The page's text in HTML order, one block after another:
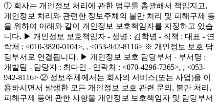
① 회사는 개인정보 처리에 관한 업무를 총괄해서 책임지고,
개인정보 처리와 관련한 정보주체의 불만 처리 및 피해구제 등
을 위하여 아래와 같이 개인정보 보호책임자를 지정하고 있습
니다. ▶ 개인정보 보호책임자 - 성명 : 김학병 - 직책 : 대표 - 연
락처 : <010-3820-0104>, , <053-942-8116> ※ 개인정보 보호 담
당부서로 연결됩니다. ▶ 개인정보 보호 담당부서 - 부서명 :
개발팀 - 담당자 : 최다인 - 연락처 : <070-4296-7365>, , <053-
942-8116> ② 정보주체께서는 회사의 서비스(또는 사업)을 이
용하시면서 발생한 모든 개인정보 보호 관련 문의, 불만 처리,
피해구제 등에 관한 사항을 개인정보 보호책임자 및 담당부서